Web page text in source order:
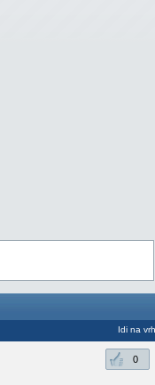
Idi na vrh
0